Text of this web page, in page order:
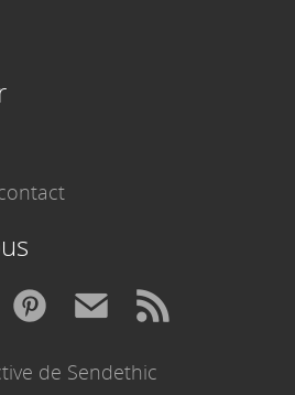
de Sendethic